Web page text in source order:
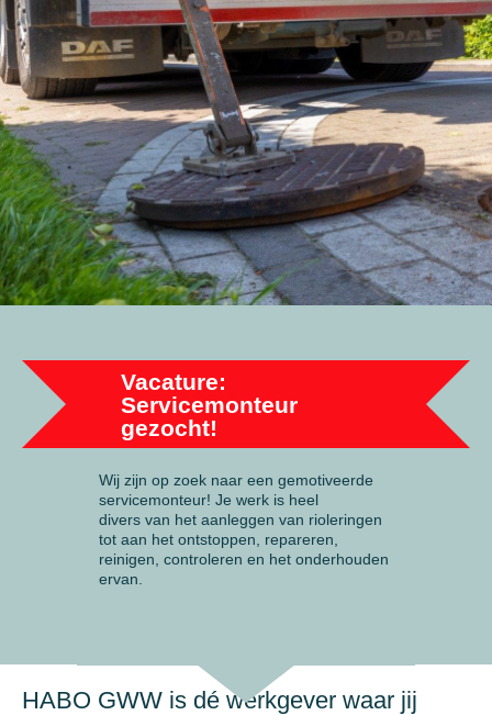
Vacature:
Servicemonteur
gezocht!
Wij zijn op zoek naar een gemotiveerde
servicemonteur! Je werk is heel
divers van het aanleggen van rioleringen
tot aan het ontstoppen, repareren,
reinigen, controleren en het onderhouden
ervan.
HABO GWW is dé werkgever waar jij